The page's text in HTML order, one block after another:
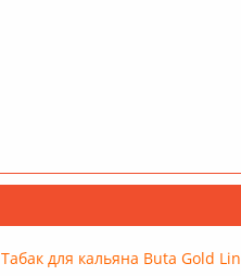
Табак для кальяна Buta Gold